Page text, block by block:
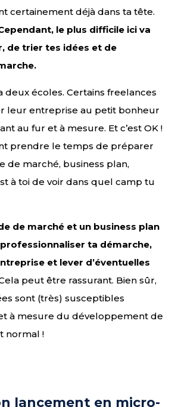
certainement déjà dans ta tête.
le plus difficile ici va
de trier tes idées et de
deux écoles. Certains freelances
leur entreprise au petit bonheur
au fur et à mesure. Et c’est OK !
prendre le temps de préparer
de marché, business plan,
à toi de voir dans quel camp tu
de marché et un business plan
ta démarche,
et lever d’éventuelles
peut être rassurant. Bien sûr,
sont (très) susceptibles
à mesure du développement de
normal !
lancement en micro-